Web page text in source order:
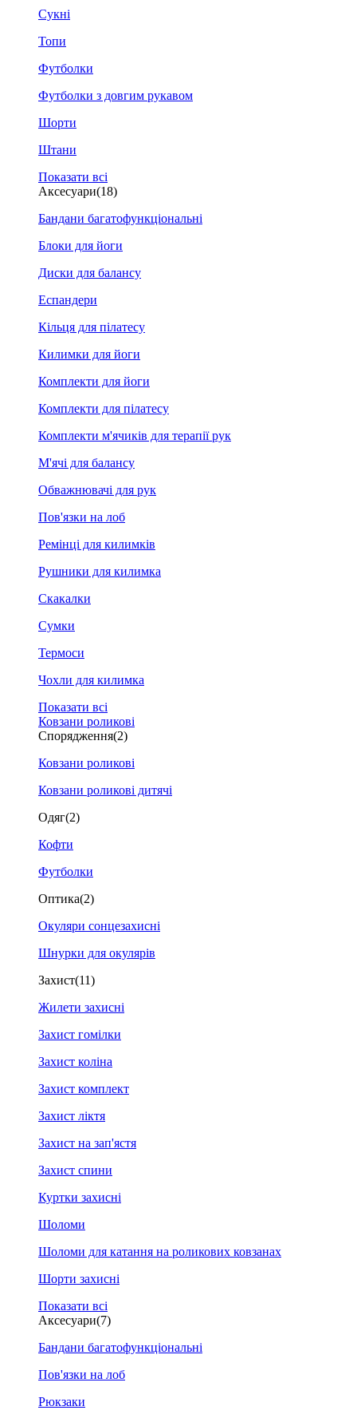
Сукні
Топи
Футболки
Футболки з довгим рукавом
Шорти
Штани
Показати всі
Аксесуари(18)
Бандани багатофункціональні
Блоки для йоги
Диски для балансу
Еспандери
Кільця для пілатесу
Килимки для йоги
Комплекти для йоги
Комплекти для пілатесу
Комплекти м'ячиків для терапії рук
М'ячі для балансу
Обважнювачі для рук
Пов'язки на лоб
Ремінці для килимків
Рушники для килимка
Скакалки
Сумки
Термоси
Чохли для килимка
Показати всі
Ковзани роликові
Спорядження(2)
Ковзани роликові
Ковзани роликові дитячі
Одяг(2)
Кофти
Футболки
Оптика(2)
Окуляри сонцезахисні
Шнурки для окулярів
Захист(11)
Жилети захисні
Захист гомілки
Захист коліна
Захист комплект
Захист ліктя
Захист на зап'ястя
Захист спини
Куртки захисні
Шоломи
Шоломи для катання на роликових ковзанах
Шорти захисні
Показати всі
Аксесуари(7)
Бандани багатофункціональні
Пов'язки на лоб
Рюкзаки